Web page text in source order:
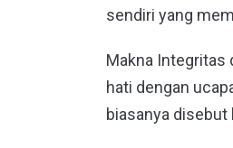
sendiri yang
Makna Integritas
hati dengan
biasanya disebut